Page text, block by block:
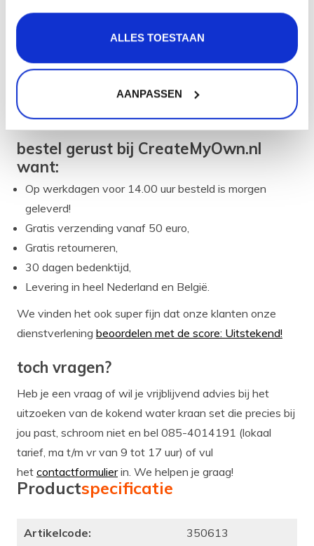
ALLES TOESTAAN
AANPASSEN
Een duidelijke Selsiuz installatiehandleiding,
Al het aansluitmateriaal uit de Selsiuz
installatiehandleiding.
Kortom een compleet pakket zodat jij je Selsiuz kokend
water kraan set professioneel en snel kunt aansluiten!
bestel gerust bij CreateMyOwn.nl
want:
Op werkdagen voor 14.00 uur besteld is morgen
geleverd!
Gratis verzending vanaf 50 euro,
Gratis retourneren,
30 dagen bedenktijd,
Levering in heel Nederland en België.
We vinden het ook super fijn dat onze klanten onze
dienstverlening beoordelen met de score: Uitstekend!
toch vragen?
Heb je een vraag of wil je vrijblijvend advies bij het
uitzoeken van de kokend water kraan set die precies bij
jou past, schroom niet en bel 085-4014191 (lokaal
tarief, ma t/m vr van 9 tot 17 uur) of vul
het contactformulierin. We helpen je graag!
Productspecificatie
Artikelcode:
350613